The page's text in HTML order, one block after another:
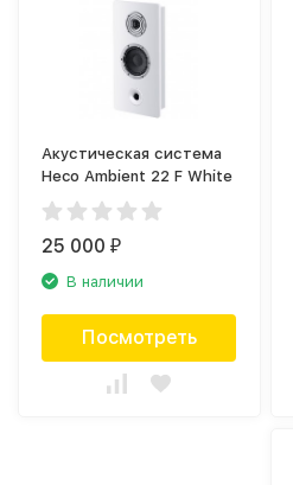
Акустическая система
Heco Ambient 22 F White
25 000₽
В наличии
Посмотреть